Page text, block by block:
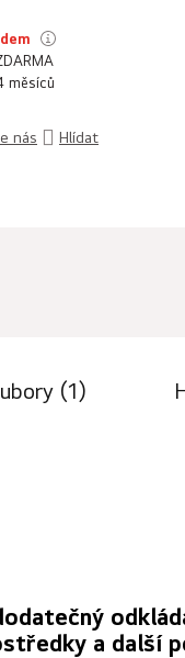
měsíců
nás Hlídat
(1)
a další